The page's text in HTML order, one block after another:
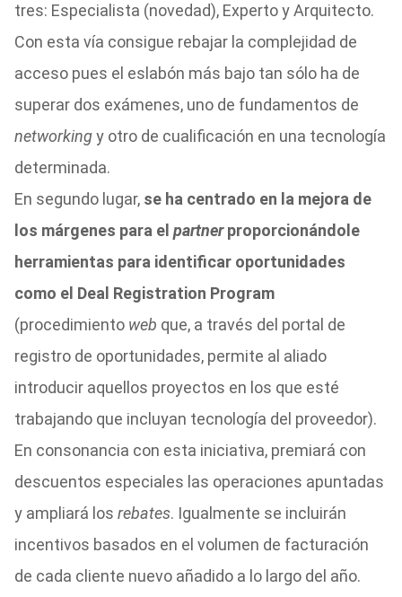
tres: Especialista (novedad), Experto y Arquitecto.
Con esta vía consigue rebajar la complejidad de
acceso pues el eslabón más bajo tan sólo ha de
superar dos exámenes, uno de fundamentos de
networkingy otro de cualificación en una tecnología
determinada.
En segundo lugar, se ha centrado en la mejora de
los márgenes para el partnerproporcionándole
herramientas para identificar oportunidades
como el Deal Registration Program
(procedimientoweb que, a través del portal de
registro de oportunidades, permite al aliado
introducir aquellos proyectos en los que esté
trabajando que incluyan tecnología del proveedor).
En consonancia con esta iniciativa, premiará con
descuentos especiales las operaciones apuntadas
y ampliará los rebates. Igualmente se incluirán
incentivos basados en el volumen de facturación
de cada cliente nuevo añadido a lo largo del año.